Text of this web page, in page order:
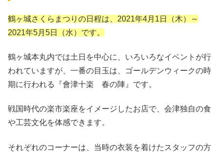
鶴ヶ城さくらまつりの日程は、2021年4月1日（木）～
2021年5月5日（水）です。
鶴ヶ城本丸内では土日を中心に、いろいろなイベントが行
われていますが、一番の目玉は、ゴールデンウィークの時
期に行われる『會津十楽 春の陣 』です。
戦国時代の楽市楽座をイメージしたお店で、会津独自の食
や工芸文化を体感できます。
それぞれのコーナーは、当時の衣装を着けたスタッフの方